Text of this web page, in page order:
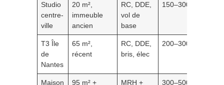
Studio
centre-
ville
20 m²,
immeuble
ancien
RC, DDE,
vol de
base
150–300 €
T3 Île
de
Nantes
65 m²,
récent
RC, DDE,
bris, élec
200–300 €
Maison
95 m² +
MRH +
300–500 €